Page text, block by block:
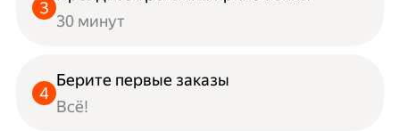
30 минут
Берите первые заказы
Всё!